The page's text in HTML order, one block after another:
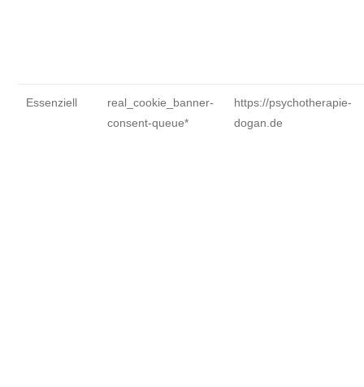
Essenziell
real_cookie_banner-
consent-queue*
https://psychotherapie-
dogan.de